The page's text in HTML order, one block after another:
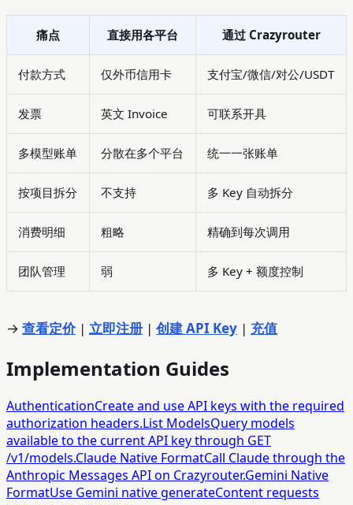
痛点 直接用各平台 通过 Crazyrouter
付款方式 仅外币信用卡 支付宝/微信/对公/USDT
发票 英文 Invoice 可联系开具
多模型账单 分散在多个平台 统一一张账单
按项目拆分 不支持 多 Key 自动拆分
消费明细 粗略 精确到每次调用
团队管理 弱 多 Key + 额度控制
→ 查看定价| 立即注册 | 创建 API Key | 充值
Implementation Guides
AuthenticationCreate and use API keys with the required
authorization headers.List ModelsQuery models
available to the current API key through GET
/v1/models.Claude Native FormatCall Claude through the
Anthropic Messages API on Crazyrouter.Gemini Native
FormatUse Gemini native generateContent requests